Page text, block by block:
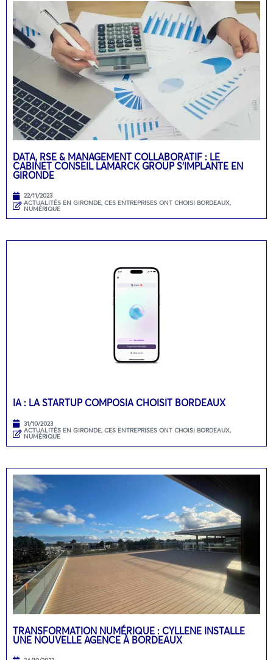
DATA, RSE & MANAGEMENT COLLABORATIF : LE
CABINET CONSEIL LAMARCK GROUP S’IMPLANTE EN
GIRONDE
22/11/2023
ACTUALITÉS EN GIRONDE, CES ENTREPRISES ONT CHOISI BORDEAUX,
NUMÉRIQUE
IA : LA STARTUP COMPOSIA CHOISIT BORDEAUX
31/10/2023
ACTUALITÉS EN GIRONDE, CES ENTREPRISES ONT CHOISI BORDEAUX,
NUMÉRIQUE
TRANSFORMATION NUMÉRIQUE : CYLLENE INSTALLE
UNE NOUVELLE AGENCE À BORDEAUX